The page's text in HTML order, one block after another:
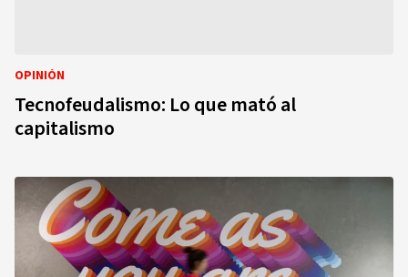
OPINIÓN
Tecnofeudalismo: Lo que mató al
capitalismo